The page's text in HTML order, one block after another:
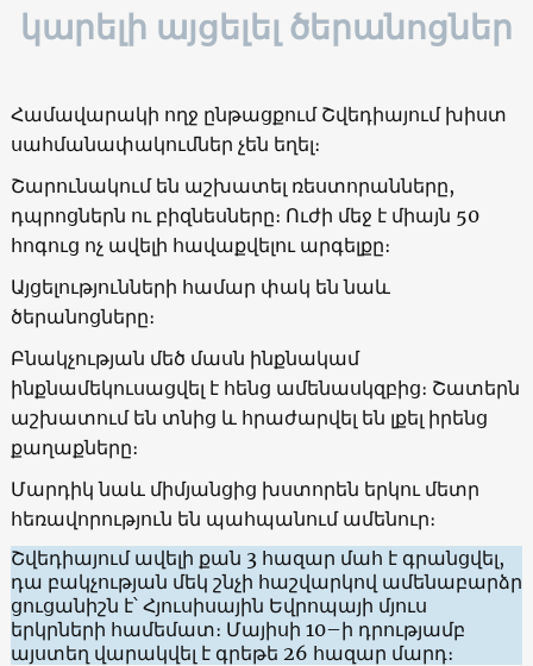
կարելի այցելել ծերանոցներ
Համավարակի ողջ ընթացքում Շվեդիայում խիստ
սահմանափակումներ չեն եղել։
Շարունակում են աշխատել ռեստորանները,
դպրոցներն ու բիզնեսները։ Ուժի մեջ է միայն 50
հոգուց ոչ ավելի հավաքվելու արգելքը։
Այցելությունների համար փակ են նաև
ծերանոցները։
Բնակչության մեծ մասն ինքնակամ
ինքնամեկուսացվել է հենց ամենասկզբից։ Շատերն
աշխատում են տնից և հրաժարվել են լքել իրենց
քաղաքները։
Մարդիկ նաև միմյանցից խստորեն երկու մետր
հեռավորություն են պահպանում ամենուր։
Շվեդիայում ավելի քան 3 հազար մահ է գրանցվել,
դա բակչության մեկ շնչի հաշվարկով ամենաբարձր
ցուցանիշն է՝ Հյուսիսային Եվրոպայի մյուս
երկրների համեմատ։ Մայիսի 10–ի դրությամբ
այստեղ վարակվել է գրեթե 26 հազար մարդ։